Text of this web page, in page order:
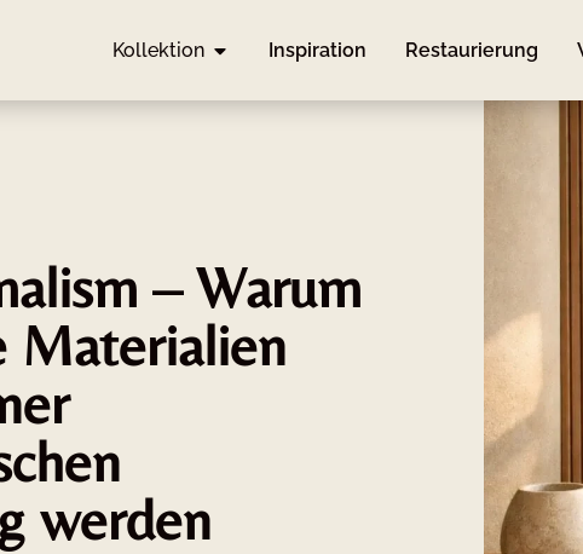
Kollektion Inspiration Restaurierung
– Warum
Materialien
werden